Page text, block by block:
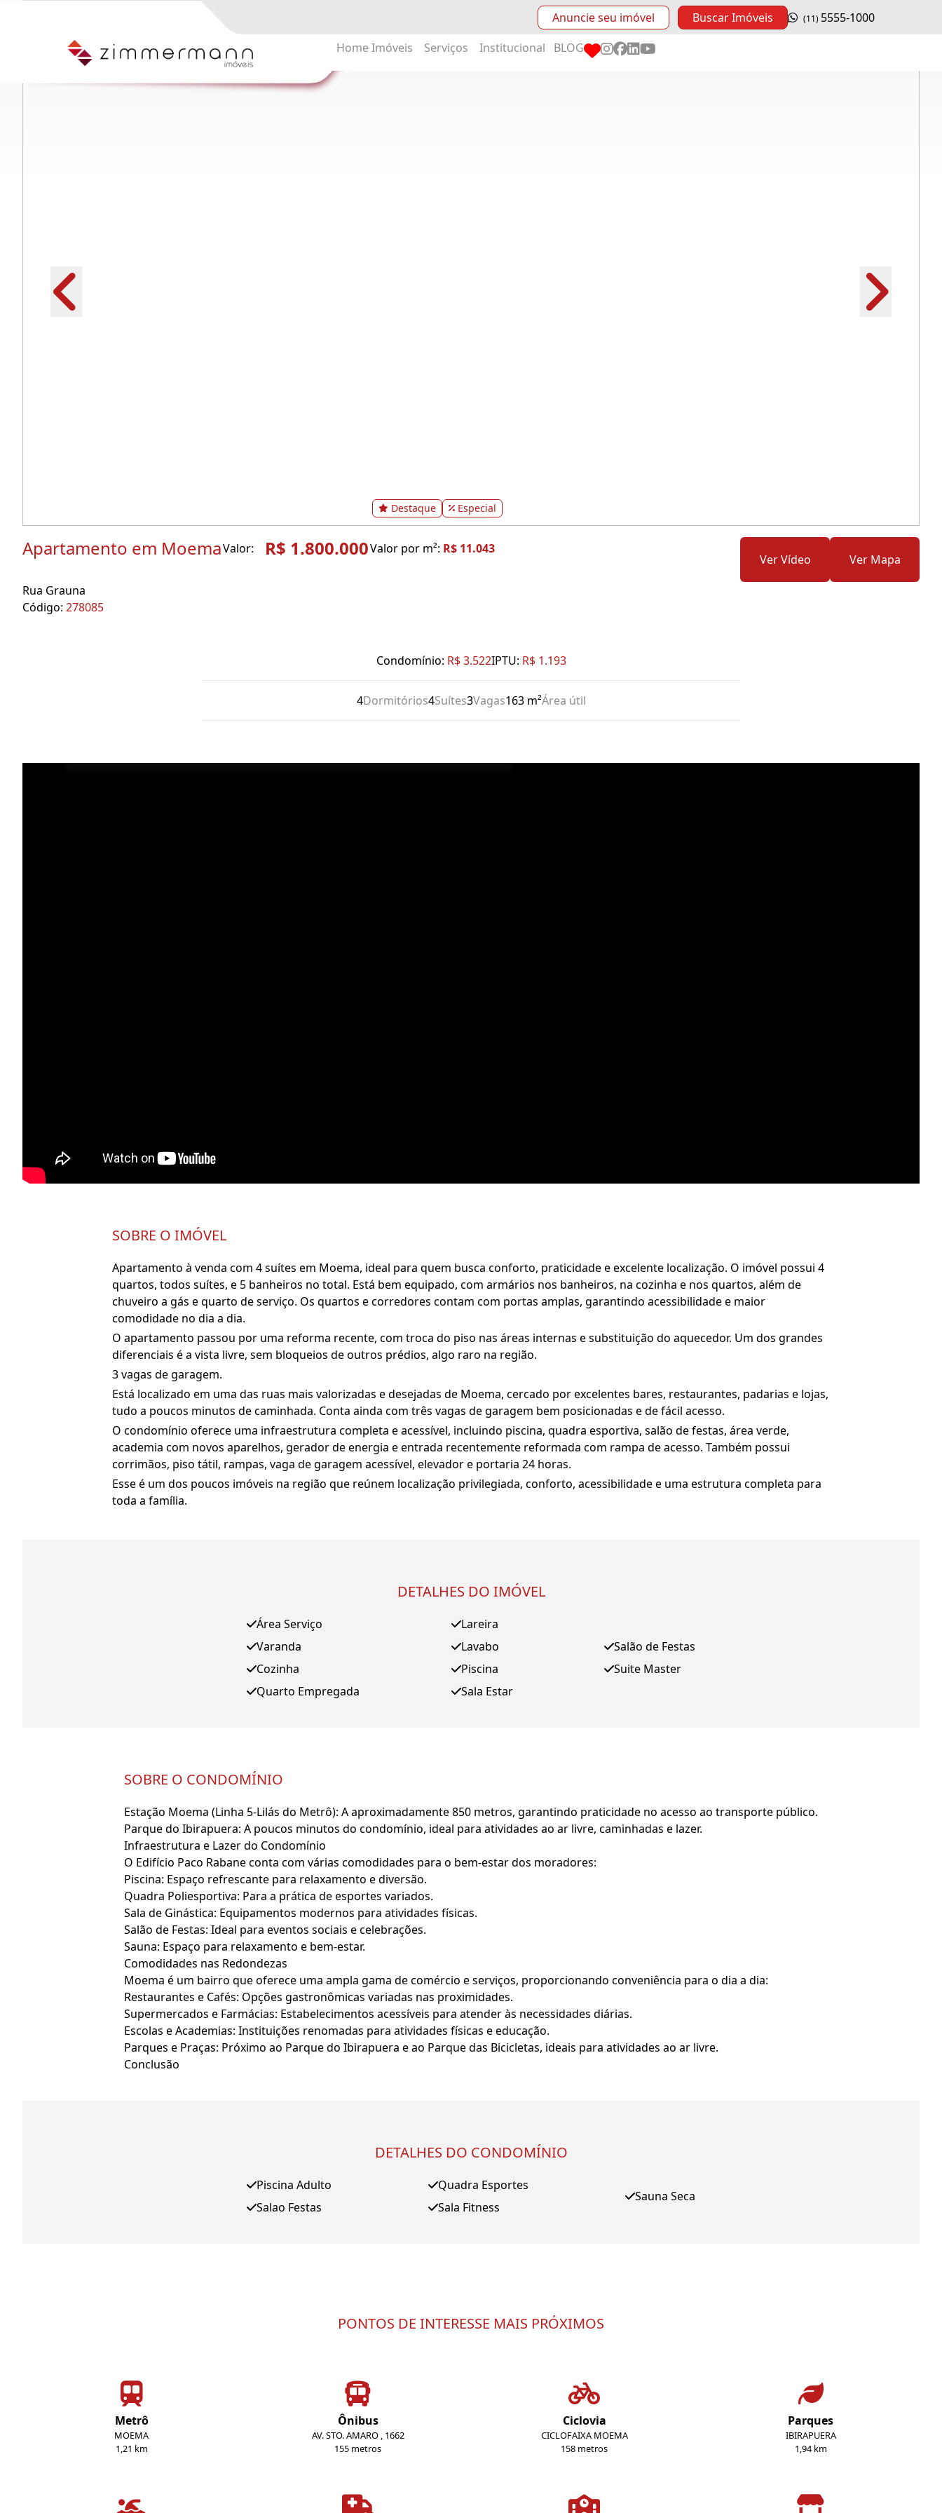
Anuncie seu imóvel Buscar Imóveis (11) 5555-1000
Home Imóveis Serviços Institucional BLOG
Destaque Especial
Apartamento em MoemaValor: R$ 1.800.000Valor por m²: R$ 11.043
Rua Grauna
Código: 278085
Ver Vídeo Ver Mapa
Condomínio: R$ 3.522IPTU: R$ 1.193
4Dormitórios4Suítes3Vagas163 m²Área útil
SOBRE O IMÓVEL
Apartamento à venda com 4 suítes em Moema, ideal para quem busca conforto, praticidade e excelente localização. O imóvel possui 4
quartos, todos suítes, e 5 banheiros no total. Está bem equipado, com armários nos banheiros, na cozinha e nos quartos, além de
chuveiro a gás e quarto de serviço. Os quartos e corredores contam com portas amplas, garantindo acessibilidade e maior
comodidade no dia a dia.
O apartamento passou por uma reforma recente, com troca do piso nas áreas internas e substituição do aquecedor. Um dos grandes
diferenciais é a vista livre, sem bloqueios de outros prédios, algo raro na região.
3 vagas de garagem.
Está localizado em uma das ruas mais valorizadas e desejadas de Moema, cercado por excelentes bares, restaurantes, padarias e lojas,
tudo a poucos minutos de caminhada. Conta ainda com três vagas de garagem bem posicionadas e de fácil acesso.
O condomínio oferece uma infraestrutura completa e acessível, incluindo piscina, quadra esportiva, salão de festas, área verde,
academia com novos aparelhos, gerador de energia e entrada recentemente reformada com rampa de acesso. Também possui
corrimãos, piso tátil, rampas, vaga de garagem acessível, elevador e portaria 24 horas.
Esse é um dos poucos imóveis na região que reúnem localização privilegiada, conforto, acessibilidade e uma estrutura completa para
toda a família.
DETALHES DO IMÓVEL
Área Serviço
Varanda
Cozinha
Quarto Empregada
Lareira
Lavabo
Piscina
Sala Estar
Salão de Festas
Suite Master
SOBRE O CONDOMÍNIO
Estação Moema (Linha 5-Lilás do Metrô): A aproximadamente 850 metros, garantindo praticidade no acesso ao transporte público.
Parque do Ibirapuera: A poucos minutos do condomínio, ideal para atividades ao ar livre, caminhadas e lazer.
Infraestrutura e Lazer do Condomínio
O Edifício Paco Rabane conta com várias comodidades para o bem-estar dos moradores:
Piscina: Espaço refrescante para relaxamento e diversão.
Quadra Poliesportiva: Para a prática de esportes variados.
Sala de Ginástica: Equipamentos modernos para atividades físicas.
Salão de Festas: Ideal para eventos sociais e celebrações.
Sauna: Espaço para relaxamento e bem-estar.
Comodidades nas Redondezas
Moema é um bairro que oferece uma ampla gama de comércio e serviços, proporcionando conveniência para o dia a dia:
Restaurantes e Cafés: Opções gastronômicas variadas nas proximidades.
Supermercados e Farmácias: Estabelecimentos acessíveis para atender às necessidades diárias.
Escolas e Academias: Instituições renomadas para atividades físicas e educação.
Parques e Praças: Próximo ao Parque do Ibirapuera e ao Parque das Bicicletas, ideais para atividades ao ar livre.
Conclusão
DETALHES DO CONDOMÍNIO
Piscina Adulto
Salao Festas
Quadra Esportes
Sala Fitness
Sauna Seca
PONTOS DE INTERESSE MAIS PRÓXIMOS
Metrô
MOEMA
1,21 km
Ônibus
AV. STO. AMARO , 1662
155 metros
Ciclovia
CICLOFAIXA MOEMA
158 metros
Parques
IBIRAPUERA
1,94 km